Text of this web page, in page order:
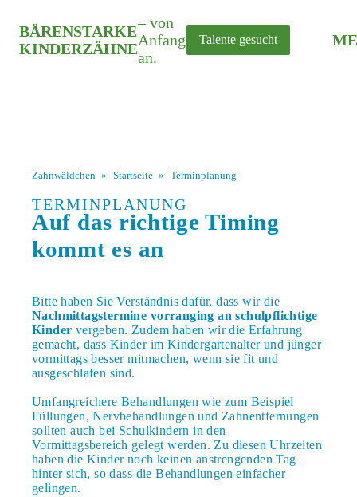
BÄRENSTARKE
KINDERZÄHNE
– von
Anfang
an.
Talente gesucht
Zahnwäldchen » Startseite » Terminplanung
TERMINPLANUNG
Auf das richtige Timing
kommt es an
Bitte haben Sie Verständnis dafür, dass wir die
Nachmittagstermine vorranging an schulpflichtige
Kinder vergeben. Zudem haben wir die Erfahrung
gemacht, dass Kinder im Kindergartenalter und jünger
vormittags besser mitmachen, wenn sie fit und
ausgeschlafen sind.
Umfangreichere Behandlungen wie zum Beispiel
Füllungen, Nervbehandlungen und Zahnentfernungen
sollten auch bei Schulkindern in den
Vormittagsbereich gelegt werden. Zu diesen Uhrzeiten
haben die Kinder noch keinen anstrengenden Tag
hinter sich, so dass die Behandlungen einfacher
gelingen.